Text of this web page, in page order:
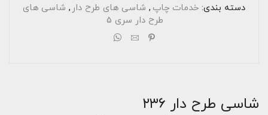
دسته بندی: خدمات چاپ , شاسی های طرح دار , شاسی های
طرح دار سری 5
شاسی طرح دار ۲۳۶